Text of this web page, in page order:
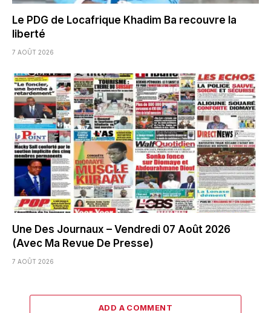
Le PDG de Locafrique Khadim Ba recouvre la
liberté
7 AOÛT 2026
Une Des Journaux – Vendredi 07 Août 2026
(Avec Ma Revue De Presse)
7 AOÛT 2026
ADD A COMMENT